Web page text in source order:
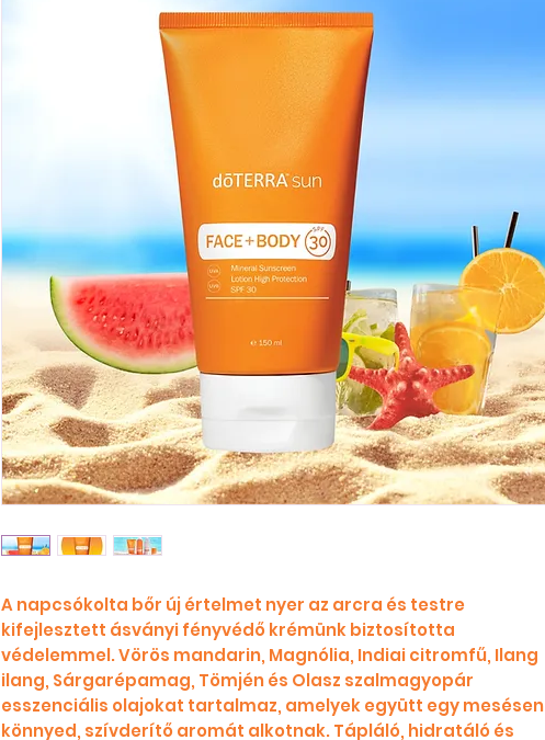
A napcsókolta bőr új értelmet nyer az arcra és testre
kifejlesztett ásványi fényvédő krémünk biztosította
védelemmel. Vörös mandarin, Magnólia, Indiai citromfű, Ilang
ilang, Sárgarépamag, Tömjén és Olasz szalmagyopár
esszenciális olajokat tartalmaz, amelyek együtt egy mesésen
könnyed, szívderítő aromát alkotnak. Tápláló, hidratáló és